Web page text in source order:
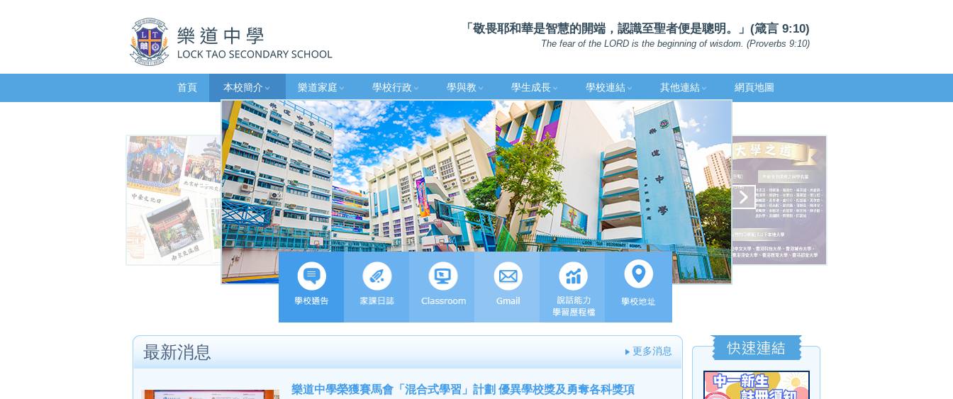
「敬畏耶和華是智慧的開端，認識至聖者便是聰明。」(箴言 9:10)
The fear of the LORD is the beginning of wisdom. (Proverbs 9:10)
首頁 本校簡介 樂道家庭 學校行政 學與教 學生成長 學校連結 其他連結 網頁地圖
最新消息 更多消息
樂道中學榮獲賽馬會「混合式學習」計劃 優異學校獎及勇奪各科獎項